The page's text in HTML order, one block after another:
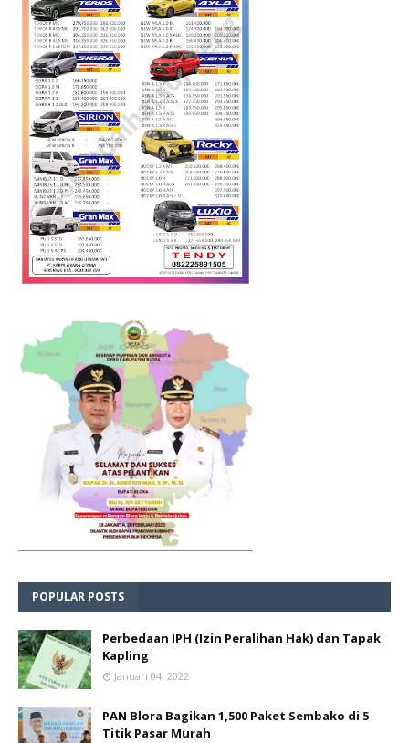
POPULAR POSTS
Perbedaan IPH (Izin Peralihan Hak) dan Tapak
Kapling
Januari 04, 2022
PAN Blora Bagikan 1,500 Paket Sembako di 5
Titik Pasar Murah